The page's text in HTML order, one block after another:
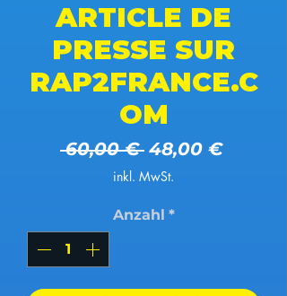
ARTICLE DE
PRESSE SUR
RAP2FRANCE.C
OM
60,00 € Standardpreis
48,00 €Sale-
inkl. MwSt.
Anzahl *